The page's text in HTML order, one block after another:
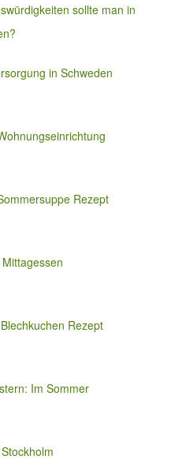
sollte man in
in Schweden
Rezept
Rezept
Im Sommer